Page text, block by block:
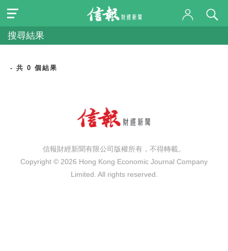
搜尋結果
- 共 0 個結果
信報財經新聞有限公司版權所有，不得轉載。
Copyright © 2026 Hong Kong Economic Journal Company
Limited. All rights reserved.